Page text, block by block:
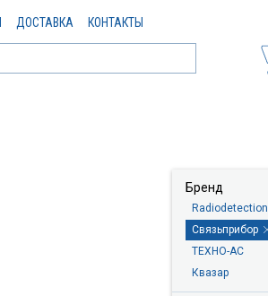
ДОСТАВКА КОНТАКТЫ
Бренд
Radiodetection
Связьприбор
ТЕХНО-АС
Квазар